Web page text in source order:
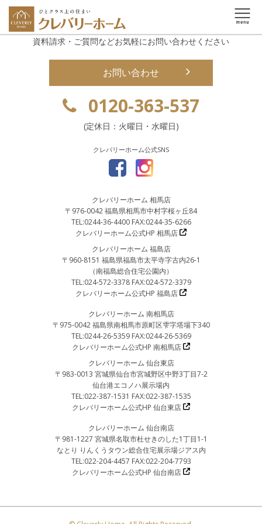
資料請求・ご質問などお気軽にお問い合わせください
お問い合わせ
0120-363-537
(定休日：火曜日・水曜日)
クレバリーホーム公式SNS
クレバリーホーム 相馬店
〒976-0042 福島県相馬市中村字桜ヶ丘84
TEL:0244-36-4400 FAX:0244-35-6266
クレバリーホーム公式HP 相馬店
クレバリーホーム 福島店
〒960-8151 福島県福島市太平寺字古内26-1
（南福島総合住宅公園内）
TEL:024-572-3378 FAX:024-572-3379
クレバリーホーム公式HP 福島店
クレバリーホーム 南相馬店
〒975-0042 福島県南相馬市原町区雫字塔場下340
TEL:0244-26-5359 FAX:0244-26-5369
クレバリーホーム公式HP 南相馬店
クレバリーホーム 仙台東店
〒983-0013 宮城県仙台市宮城野区中野3丁目7-2
仙台港エコノハ展示場内
TEL:022-387-1531 FAX:022-387-1535
クレバリーホーム公式HP 仙台東店
クレバリーホーム 仙台南店
〒981-1227 宮城県名取市杜せきのした1丁目1-1
なとり りんくうタウン総合住宅展示場ジアス内
TEL:022-204-4457 FAX:022-204-7793
クレバリーホーム公式HP 仙台南店